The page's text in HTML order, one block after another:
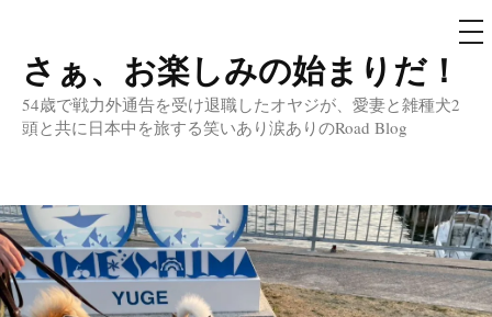
コ
ン
テ
へ
ス
キ
ッ
さぁ、お楽しみの始まりだ！
54歳で戦力外通告を受け退職したオヤジが、愛妻と雑種犬2
頭と共に日本中を旅する笑いあり涙ありのRoad Blog
メ
ニ